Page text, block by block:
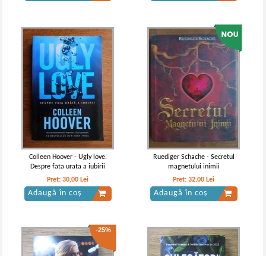
I. A. Goncearov - Oblomov
I. A. Goncearov - Oblomov (Opere,
volumul 4)
Colleen Hoover - Ugly love.
Despre fata urata a iubirii
Pret:30,00 Lei
Adaugă în coș
Ruediger Schache - Secretul
magnetului inimii
Pret:32,00 Lei
Adaugă în coș
-25%